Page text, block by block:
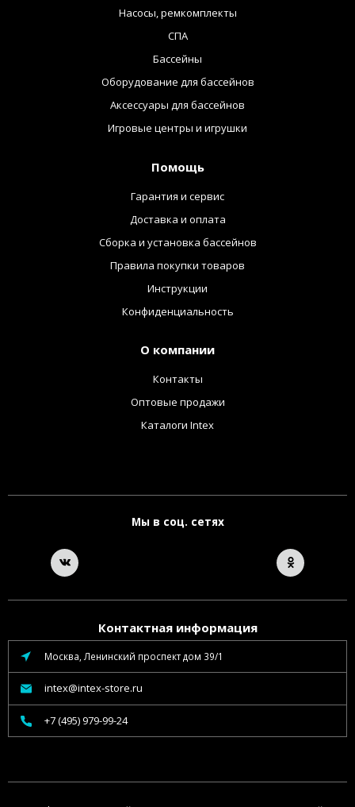
Насосы, ремкомплекты
СПА
Бассейны
Оборудование для бассейнов
Аксессуары для бассейнов
Игровые центры и игрушки
Помощь
Гарантия и сервис
Доставка и оплата
Сборка и установка бассейнов
Правила покупки товаров
Инструкции
Конфиденциальность
О компании
Контакты
Оптовые продажи
Каталоги Intex
Мы в соц. сетях
Контактная информация
Москва, Ленинский проспект дом 39/1
intex@intex-store.ru
+7 (495) 979-99-24